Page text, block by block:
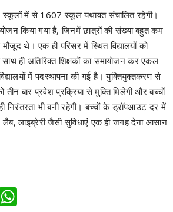
में से 1607 स्कूल यथावत संचालित रहेगी।
किया गया है, जिनमें छात्रों की संख्या बहुत कम
थे। एक ही परिसर में स्थित विद्यालयों को
ही अतिरिक्त शिक्षकों का समायोजन कर एकल
में पदस्थापना की गई है। युक्तियुक्तकरण से
बार प्रवेश प्रक्रिया से मुक्ति मिलेगी और बच्चों
निरंतरता भी बनी रहेगी। बच्चों के ड्रॉपआउट दर में
लाइब्रेरी जैसी सुविधाएं एक ही जगह देना आसान